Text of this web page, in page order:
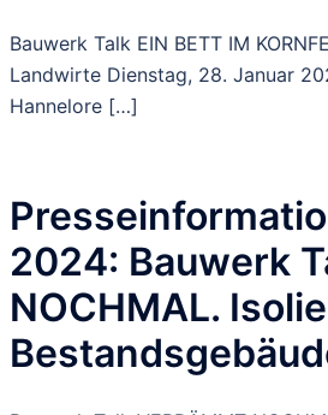
Bauwerk Talk EIN BETT IM
Landwirte Dienstag, 28. Januar
Hannelore […]
2024: Bauwerk
NOCHMAL.